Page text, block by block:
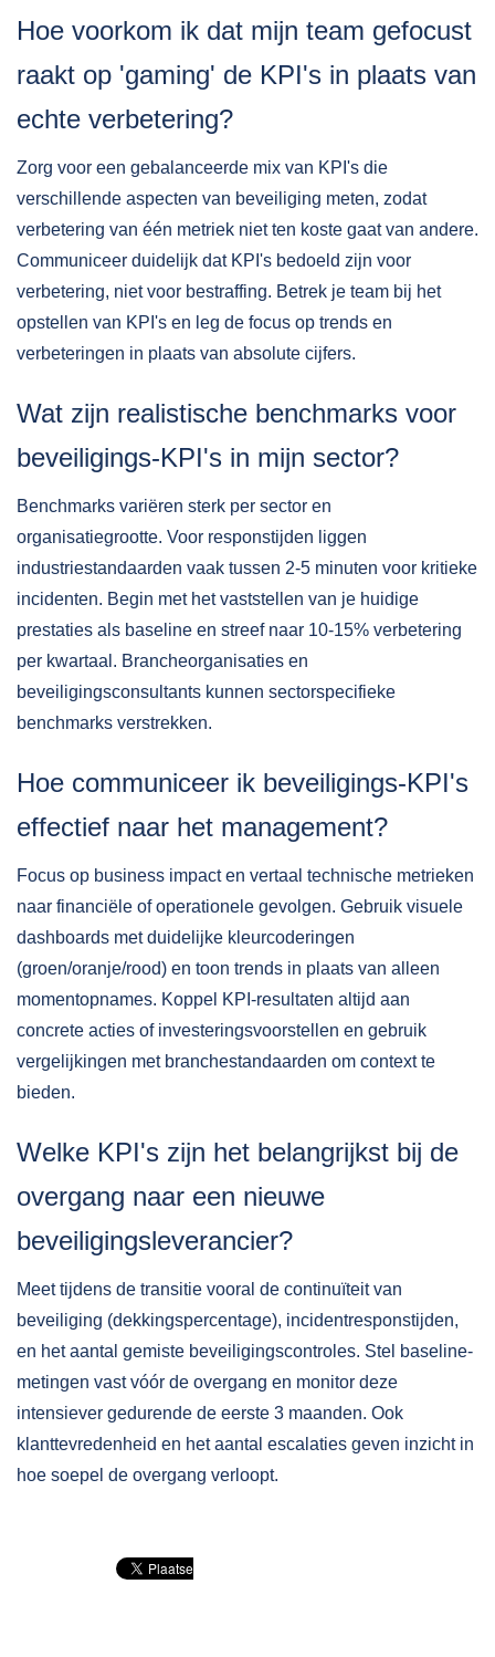
Hoe voorkom ik dat mijn team gefocust
raakt op 'gaming' de KPI's in plaats van
echte verbetering?
Zorg voor een gebalanceerde mix van KPI's die
verschillende aspecten van beveiliging meten, zodat
verbetering van één metriek niet ten koste gaat van andere.
Communiceer duidelijk dat KPI's bedoeld zijn voor
verbetering, niet voor bestraffing. Betrek je team bij het
opstellen van KPI's en leg de focus op trends en
verbeteringen in plaats van absolute cijfers.
Wat zijn realistische benchmarks voor
beveiligings-KPI's in mijn sector?
Benchmarks variëren sterk per sector en
organisatiegrootte. Voor responstijden liggen
industriestandaarden vaak tussen 2-5 minuten voor kritieke
incidenten. Begin met het vaststellen van je huidige
prestaties als baseline en streef naar 10-15% verbetering
per kwartaal. Brancheorganisaties en
beveiligingsconsultants kunnen sectorspecifieke
benchmarks verstrekken.
Hoe communiceer ik beveiligings-KPI's
effectief naar het management?
Focus op business impact en vertaal technische metrieken
naar financiële of operationele gevolgen. Gebruik visuele
dashboards met duidelijke kleurcoderingen
(groen/oranje/rood) en toon trends in plaats van alleen
momentopnames. Koppel KPI-resultaten altijd aan
concrete acties of investeringsvoorstellen en gebruik
vergelijkingen met branchestandaarden om context te
bieden.
Welke KPI's zijn het belangrijkst bij de
overgang naar een nieuwe
beveiligingsleverancier?
Meet tijdens de transitie vooral de continuïteit van
beveiliging (dekkingspercentage), incidentresponstijden,
en het aantal gemiste beveiligingscontroles. Stel baseline-
metingen vast vóór de overgang en monitor deze
intensiever gedurende de eerste 3 maanden. Ook
klanttevredenheid en het aantal escalaties geven inzicht in
hoe soepel de overgang verloopt.